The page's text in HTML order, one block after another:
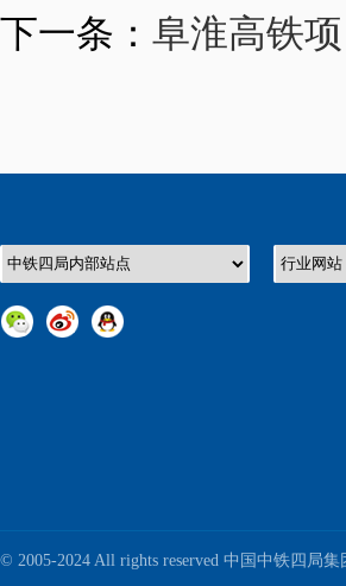
下一条： 阜淮高铁
© 2005-2024 All rights reserved 中国中铁四局